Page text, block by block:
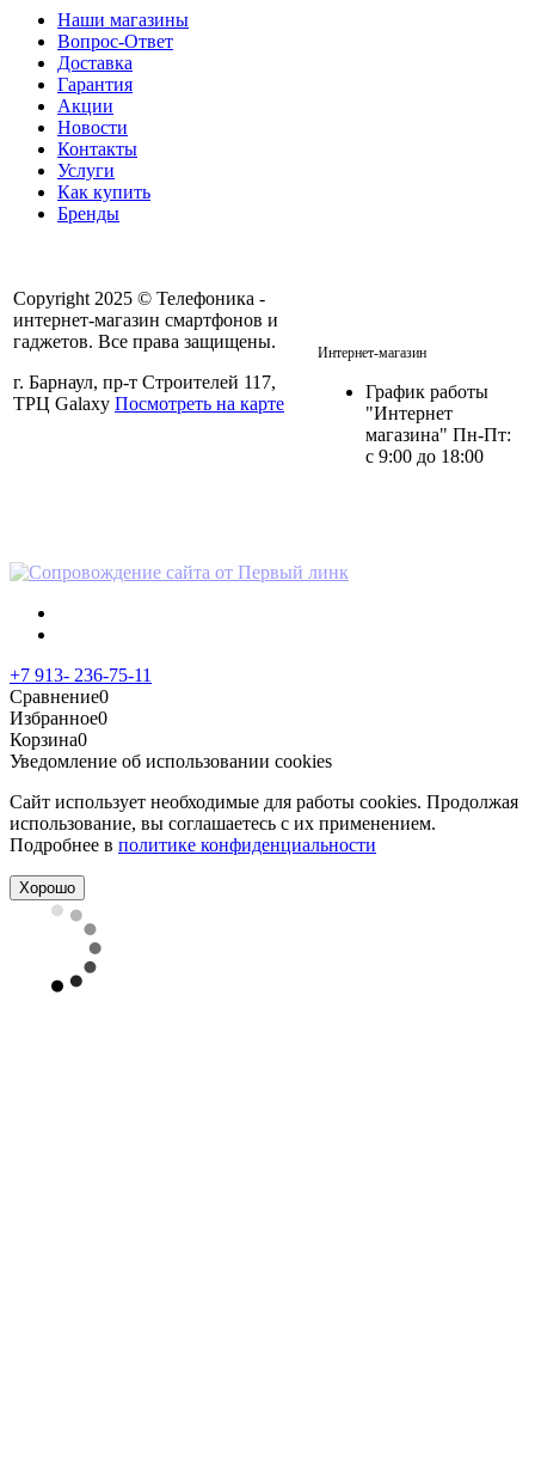
Наши магазины
Вопрос-Ответ
Доставка
Гарантия
Акции
Новости
Контакты
Услуги
Как купить
Бренды
Copyright 2025 © Телефоника -
интернет-магазин смартфонов и
гаджетов. Все права защищены.
г. Барнаул, пр-т Строителей 117,
ТРЦ Galaxy Посмотреть на карте
Интернет-магазин
График работы
"Интернет
магазина" Пн-Пт:
с 9:00 до 18:00
+7 913- 236-75-11
Сравнение0
Избранное0
Корзина0
Уведомление об использовании cookies
Сайт использует необходимые для работы cookies. Продолжая
использование, вы соглашаетесь с их применением.
Подробнее в политике конфиденциальности
Хорошо